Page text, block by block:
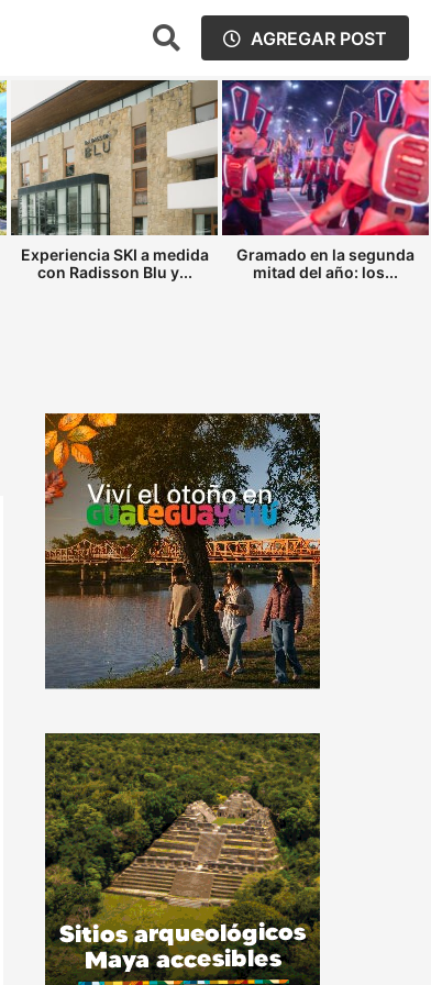
AGREGAR POST
Experiencia SKI a medida
con Radisson Blu y...
Gramado en la segunda
mitad del año: los...